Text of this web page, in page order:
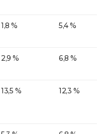
1,8 % 5,4 %
2,9 % 6,8 %
13,5 % 12,3 %